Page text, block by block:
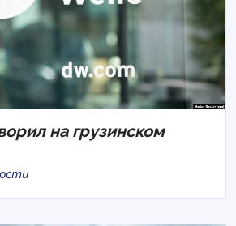
на грузинском